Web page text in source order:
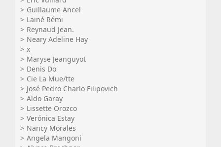
Guillaume Ancel
Lainé Rémi
Reynaud Jean.
Neary Adeline Hay
x
Maryse Jeanguyot
Denis Do
Cie La Mue/tte
José Pedro Charlo Filipovich
Aldo Garay
Lissette Orozco
Verónica Estay
Nancy Morales
Angela Mangoni